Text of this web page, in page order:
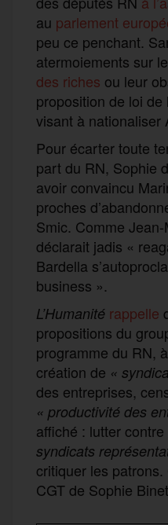
au parlement
peu ce penchant.
atermoiements sur
des riches ou leur
proposition de loi
visant à nationaliser
Pour écarter toute
part du RN, Sophie
avoir convaincu
proches
Smic. Comme
déclarait jadis «
Bardella
business ».
L’Humanité rappelle
propositions du
programme du RN,
création de «
des entreprises,
« productivité des
affiché : lutter contre
syndicats
critiquer les
CGT de Sophie